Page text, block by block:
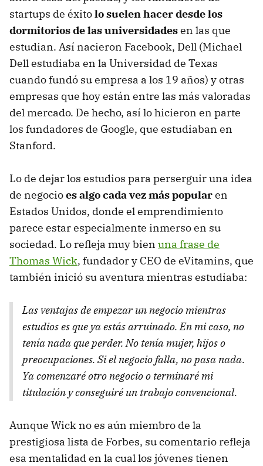
startups de éxitolo suelen hacer desde los
dormitorios de las universidadesen las que
estudian. Así nacieron Facebook, Dell (Michael
Dell estudiaba en la Universidad de Texas
cuando fundó su empresa a los 19 años) y otras
empresas que hoy están entre las más valoradas
del mercado. De hecho, así lo hicieron en parte
los fundadores de Google, que estudiaban en
Stanford.
Lo de dejar los estudios para perserguir una idea
de negocioes algo cada vez más popularen
Estados Unidos, donde el emprendimiento
parece estar especialmente inmerso en su
sociedad. Lo refleja muy bien una frase de
Thomas Wick, fundador y CEO de eVitamins, que
también inició su aventura mientras estudiaba:
Las ventajas de empezar un negocio mientras
estudios es que ya estás arruinado. En mi caso, no
tenía nada que perder. No tenía mujer, hijos o
preocupaciones. Si el negocio falla, no pasa nada.
Ya comenzaré otro negocio o terminaré mi
titulación y conseguiré un trabajo convencional.
Aunque Wick no es aún miembro de la
prestigiosa lista de Forbes, su comentario refleja
esa mentalidad en la cual los jóvenes tienen